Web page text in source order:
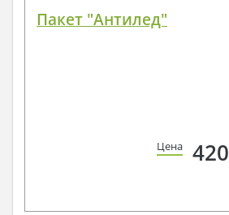
Пакет "Антилед"
Цена 420